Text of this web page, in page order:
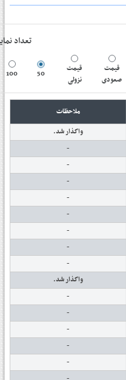
تعداد
قیمت
صعودی
قیمت
نزولی
50
100
ملاحظات
واگذار شد.
-
-
-
-
-
-
-
-
واگذار شد.
-
-
-
-
-